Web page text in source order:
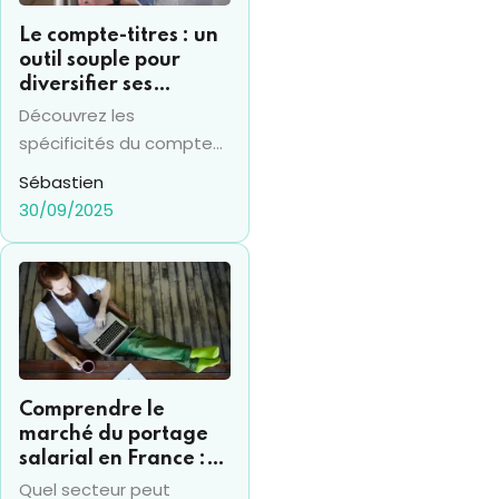
Le compte-titres : un
outil souple pour
diversifier ses
investissements
financiers
Découvrez les
spécificités du compte
titres en 2025 et sa
différence avec le PEA,
pour prendre les bonnes
Sébastien
30/09/2025
Comprendre le
marché du portage
salarial en France :
chiffres clés et
Quel secteur peut